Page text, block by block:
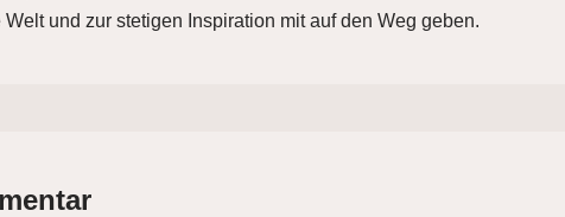
und zur stetigen Inspiration mit auf den Weg geben.